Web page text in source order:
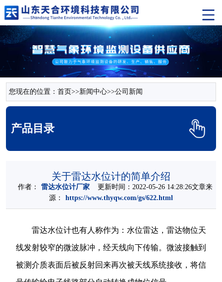
您现在的位置： 首页>>新闻中心>>公司新闻
产品目录
关于雷达水位计的简单介绍
作者： 雷达水位计厂家更新时间：2022-05-26 14:28:26文章来
源：
https://www.thyqw.com/gs/622.html
雷达水位计也有人称作为：水位雷达，雷达物位天
线发射较窄的微波脉冲，经天线向下传输。微波接触到
被测介质表面后被反射回来再次被天线系统接收，将信